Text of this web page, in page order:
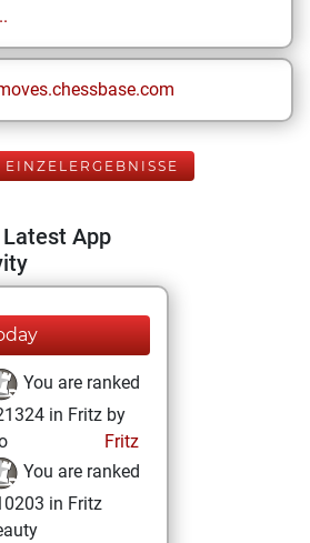
EINZELERGEBNISSE
Latest App
You are ranked
in Fritz by
Fritz
You are ranked
in Fritz